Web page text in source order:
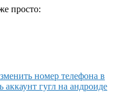
просто:
номер телефона в
аккаунт гугл на андроиде